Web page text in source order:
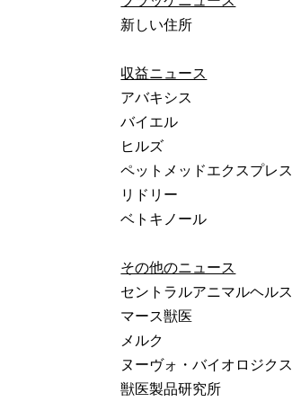
新しい住所
収益ニュース
アバキシス
バイエル
ヒルズ
ペットメッドエクスプレス
リドリー
ベトキノール
その他のニュース
セントラルアニマルヘルス
マース獣医
メルク
ヌーヴォ・バイオロジクス
獣医製品研究所